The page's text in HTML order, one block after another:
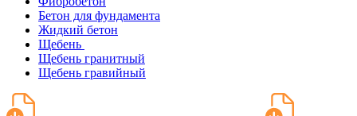
Бетон для фундамента
Жидкий бетон
Щебень
Щебень гранитный
Щебень гравийный